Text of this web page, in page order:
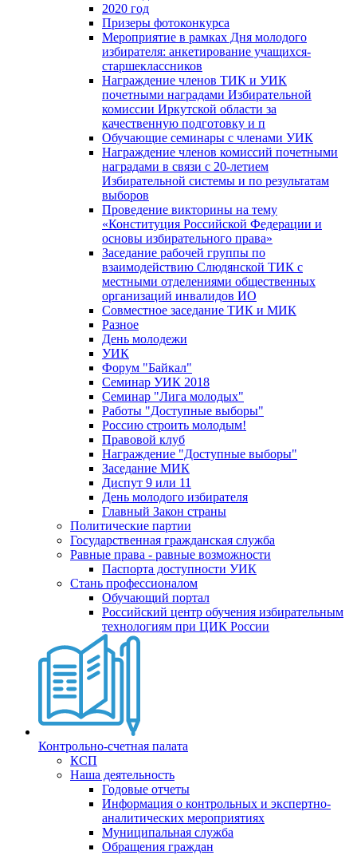
2020 год
Призеры фотоконкурса
Мероприятие в рамках Дня молодого
избирателя: анкетирование учащихся-
старшеклассников
Награждение членов ТИК и УИК
почетными наградами Избирательной
комиссии Иркутской области за
качественную подготовку и п
Обучающие семинары с членами УИК
Награждение членов комиссий почетными
наградами в связи с 20-летием
Избирательной системы и по результатам
выборов
Проведение викторины на тему
«Конституция Российской Федерации и
основы избирательного права»
Заседание рабочей группы по
взаимодействию Слюдянской ТИК с
местными отделениями общественных
организаций инвалидов ИО
Совместное заседание ТИК и МИК
Разное
День молодежи
УИК
Форум "Байкал"
Семинар УИК 2018
Семинар "Лига молодых"
Работы "Доступные выборы"
Россию строить молодым!
Правовой клуб
Награждение "Доступные выборы"
Заседание МИК
Диспут 9 или 11
День молодого избирателя
Главный Закон страны
Политические партии
Государственная гражданская служба
Равные права - равные возможности
Паспорта доступности УИК
Стань профессионалом
Обучающий портал
Российский центр обучения избирательным
технологиям при ЦИК России
Контрольно-счетная палата
КСП
Наша деятельность
Годовые отчеты
Информация о контрольных и экспертно-
аналитических мероприятиях
Муниципальная служба
Обращения граждан